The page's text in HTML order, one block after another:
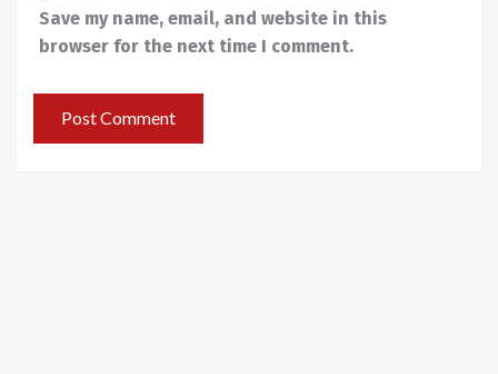
Save my name, email, and website in this
browser for the next time I comment.